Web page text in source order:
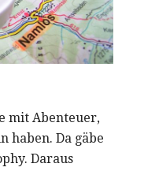
mit Abenteuer,
haben. Da gäbe
Daraus